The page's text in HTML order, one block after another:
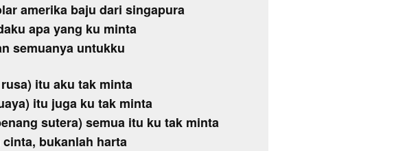
amerika baju dari singapura
apa yang ku minta
semuanya untukku
itu aku tak minta
itu juga ku tak minta
sutera) semua itu ku tak minta
bukanlah harta